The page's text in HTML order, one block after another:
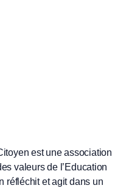
est une association
valeurs de l’Education
réfléchit et agit dans un